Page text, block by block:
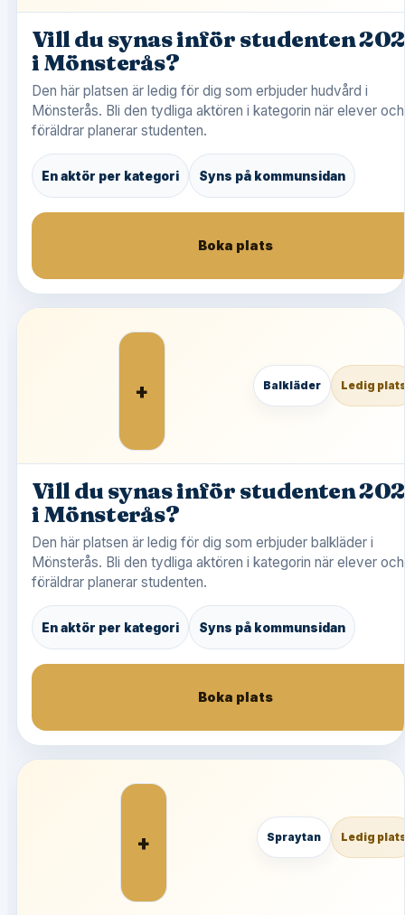
Vill du synas inför studenten
i Mönsterås?
Den här platsen är ledig för dig som erbjuder hudvård i
Mönsterås. Bli den tydliga aktören i kategorin när elever och
föräldrar planerar studenten.
En aktör per kategori Syns på kommunsidan
Boka plats
+ Balkläder Ledig
Vill du synas inför studenten
i Mönsterås?
Den här platsen är ledig för dig som erbjuder balkläder i
Mönsterås. Bli den tydliga aktören i kategorin när elever och
föräldrar planerar studenten.
En aktör per kategori Syns på kommunsidan
Boka plats
+ Spraytan Ledig